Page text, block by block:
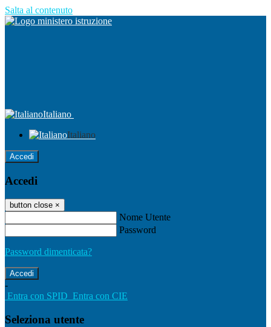
Salta al contenuto
Italiano
Italiano
Accedi
Accedi
button close ×
Nome Utente
Password
Password dimenticata?
-
Entra con SPID Entra con CIE
Seleziona utente